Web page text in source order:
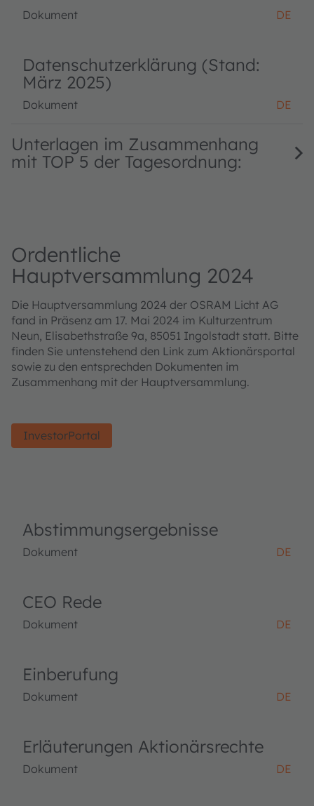
Dokument DE
Datenschutzerklärung (Stand:
März 2025)
Dokument DE
Unterlagen im Zusammenhang
mit TOP 5 der Tagesordnung:
Ordentliche
Hauptversammlung 2024
Die Hauptversammlung 2024 der OSRAM Licht AG
fand in Präsenz am 17. Mai 2024 im Kulturzentrum
Neun, Elisabethstraße 9a, 85051 Ingolstadt statt. Bitte
finden Sie untenstehend den Link zum Aktionärsportal
sowie zu den entsprechden Dokumenten im
Zusammenhang mit der Hauptversammlung.
InvestorPortal
Abstimmungsergebnisse
Dokument DE
CEO Rede
Dokument DE
Einberufung
Dokument DE
Erläuterungen Aktionärsrechte
Dokument DE